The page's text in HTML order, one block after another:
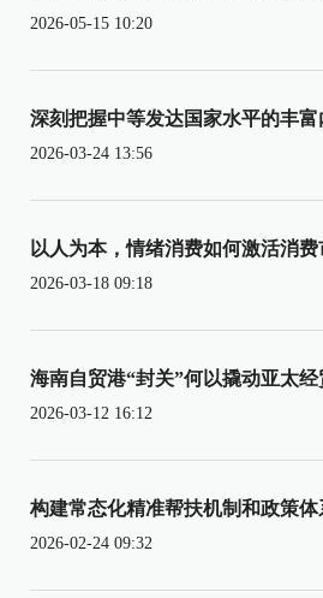
2026-05-15 10:20
深刻把握中等发达国家水平的丰富
2026-03-24 13:56
以人为本，情绪消费如何激活消费
2026-03-18 09:18
海南自贸港“封关”何以撬动亚太经
2026-03-12 16:12
构建常态化精准帮扶机制和政策体
2026-02-24 09:32